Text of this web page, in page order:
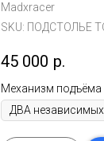
Madxracer
SKU: ПОДСТОЛЬЕ
45 000 р.
Механизм подъёма